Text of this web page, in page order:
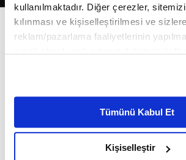
kullanılmaktadır. Diğer çerezler,
kılınması ve kişiselleştirilmesi ve
reklam/pazarlama faaliyetlerinin
belirleyebilirsiniz. Çerezlere ilişkin
Ayarlar butonuna tıklayabilir,Çerez
Metnimizi ziyaret edebilirsiniz.
6698 sayılı Kişisel Verilerin Korunması
okumak ve sitemizi ziyaretiniz
Tümünü Kabul Et
Kişiselleştir